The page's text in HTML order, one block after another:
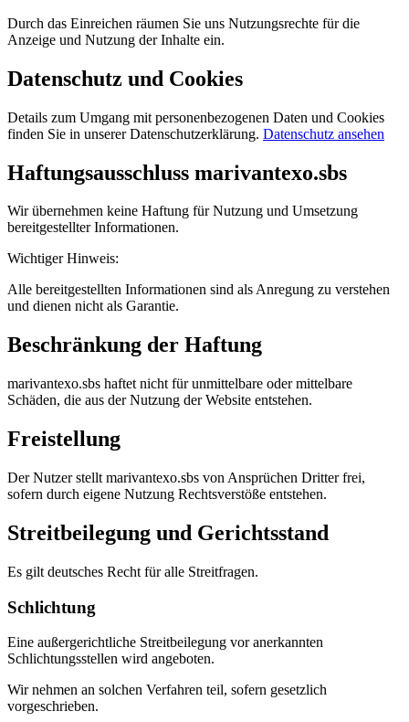
Durch das Einreichen räumen Sie uns Nutzungsrechte für die
Anzeige und Nutzung der Inhalte ein.
Datenschutz und Cookies
Details zum Umgang mit personenbezogenen Daten und Cookies
finden Sie in unserer Datenschutzerklärung. Datenschutz ansehen
Haftungsausschluss marivantexo.sbs
Wir übernehmen keine Haftung für Nutzung und Umsetzung
bereitgestellter Informationen.
Wichtiger Hinweis:
Alle bereitgestellten Informationen sind als Anregung zu verstehen
und dienen nicht als Garantie.
Beschränkung der Haftung
marivantexo.sbs haftet nicht für unmittelbare oder mittelbare
Schäden, die aus der Nutzung der Website entstehen.
Freistellung
Der Nutzer stellt marivantexo.sbs von Ansprüchen Dritter frei,
sofern durch eigene Nutzung Rechtsverstöße entstehen.
Streitbeilegung und Gerichtsstand
Es gilt deutsches Recht für alle Streitfragen.
Schlichtung
Eine außergerichtliche Streitbeilegung vor anerkannten
Schlichtungsstellen wird angeboten.
Wir nehmen an solchen Verfahren teil, sofern gesetzlich
vorgeschrieben.